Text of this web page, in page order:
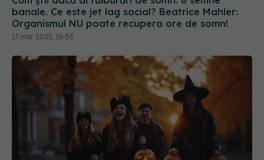
17 mar 2025, 16:55